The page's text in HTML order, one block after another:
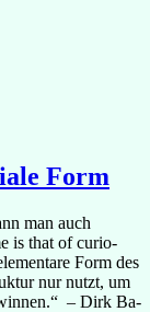
Form
man auch
is that of cu­rio­
Form des
nur nutzt, um
– Dirk Ba­